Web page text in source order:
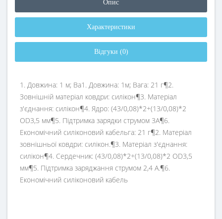
Опис
Характеристики
Відгуки (0)
1. Довжина: 1 м; Ва1. Довжина: 1м; Вага: 21 г¶2.
Зовнішній матеріал ковдри: силікон¶3. Матеріал
з'єднання: силікон¶4. Ядро: (43/0,08)*2+(13/0,08)*2
OD3,5 мм¶5. Підтримка зарядки струмом 3А¶6.
Економічний силіконовий кабельга: 21 г¶2. Матеріал
зовнішньої ковдри: силікон.¶3. Матеріал з'єднання:
силікон¶4. Сердечник: (43/0,08)*2+(13/0,08)*2 OD3,5
мм¶5. Підтримка заряджання струмом 2,4 А.¶6.
Економічний силіконовий кабель